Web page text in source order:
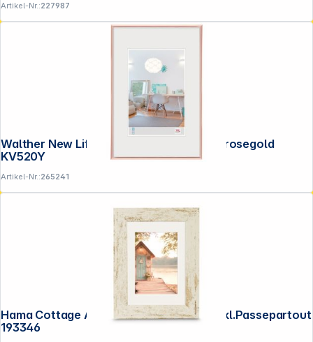
Artikel-Nr.:227987
Walther New Lifestyle 15x20 Kunststoff rosegold
KV520Y
Artikel-Nr.:265241
Hama Cottage Altweiß 20x30 Kunstst.inkl.Passepartout
193346